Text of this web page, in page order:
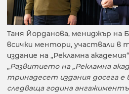
Таня Йорданова, мениджър на
всички ментори, участвали в
издание на „Рекламна
„Развитието на „Рекламна
тринадесет издания досега е
следваща година